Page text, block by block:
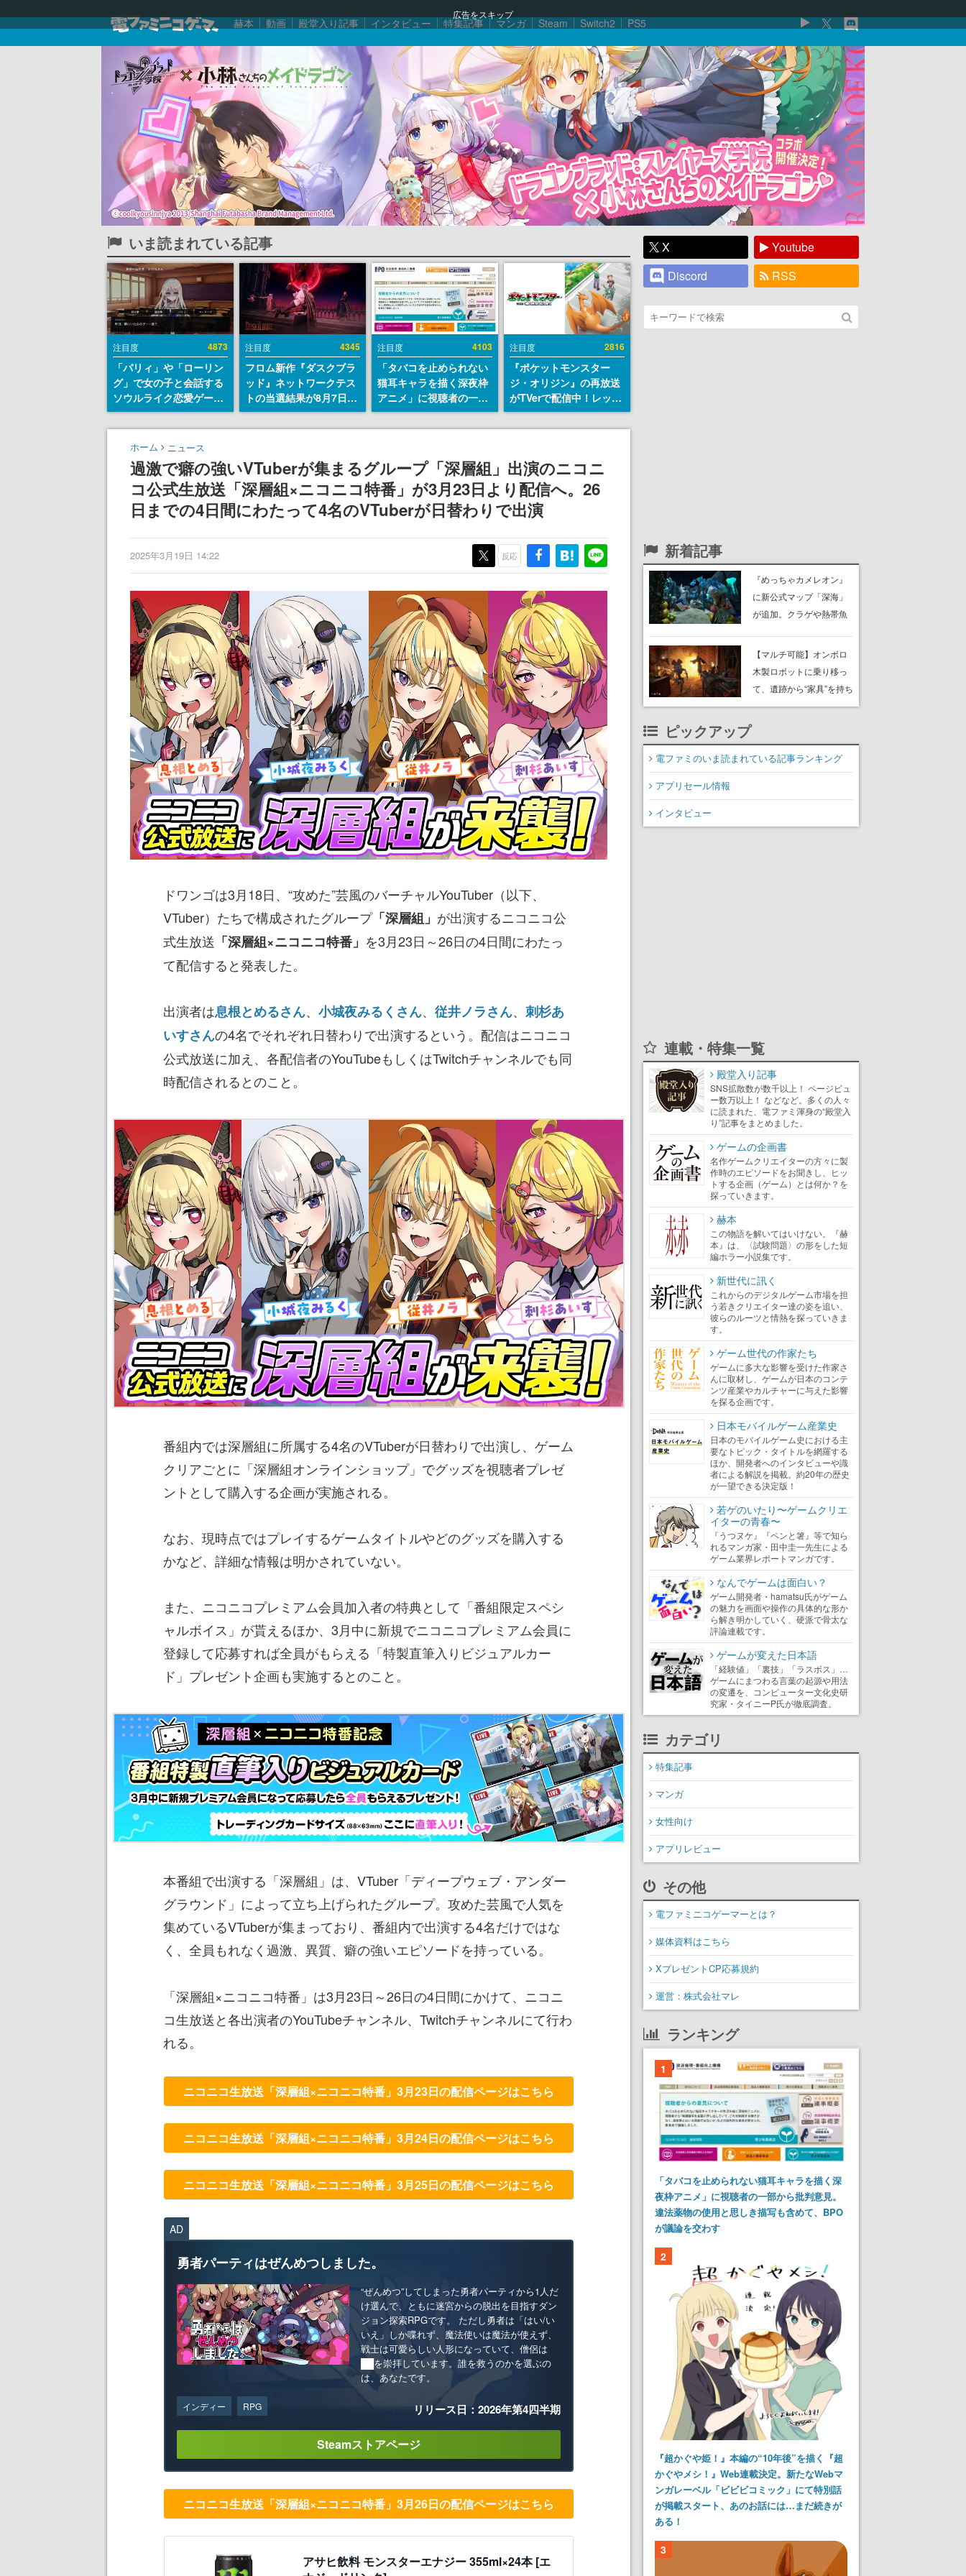
広告をスキップ
赫本 動画 殿堂入り記事 インタビュー 特集記事 マンガ Steam Switch2 PS5
いま読まれている記事
注目度 4873
「パリィ」や「ローリン
グ」で女の子と会話する
ソウルライク恋愛ゲーム
『小早川さんはソウルラ
イク』無料公開。返事に
失敗すると「YOU
DIED」
注目度 4345
フロム新作『ダスクブラ
ッド』ネットワークテス
トの当選結果が8月7日22
時に発表。応募サイトの
マイページから確認可
注目度 4103
「タバコを止められない
猫耳キャラを描く深夜枠
アニメ」に視聴者の一部
から批判意見。違法薬物
の使用と思しき描写も含
す
注目度 2816
『ポケットモンスター
ジ・オリジン』の再放送
がTVerで配信中！レッド
（CV：竹内順子）が主人
公のオリジナルアニメ
ホーム ニュース
過激で癖の強いVTuberが集まるグループ「深層組」出演のニコニ
コ公式生放送「深層組×ニコニコ特番」が3月23日より配信へ。26
日までの4日間にわたって4名のVTuberが日替わりで出演
2025年3月19日 14:22 反応
ドワンゴは3月18日、“攻めた”芸風のバーチャルYouTuber（以下、
VTuber）たちで構成されたグループ「深層組」 が出演するニコニコ公
式生放送 「深層組×ニコニコ特番」 を3月23日～26日の4日間にわたっ
て配信すると発表した。
出演者は息根とめるさん、 小城夜みるくさん、 従井ノラさん、 刺杉あ
いすさんの4名でそれぞれ日替わりで出演するという。配信はニコニコ
公式放送に加え、各配信者のYouTubeもしくはTwitchチャンネルでも同
時配信されるとのこと。
番組内では深層組に所属する4名のVTuberが日替わりで出演し、ゲーム
クリアごとに「深層組オンラインショップ」でグッズを視聴者プレゼ
ントとして購入する企画が実施される。
なお、現時点ではプレイするゲームタイトルやどのグッズを購入する
かなど、詳細な情報は明かされていない。
また、ニコニコプレミアム会員加入者の特典として「番組限定スペシ
ャルボイス」が貰えるほか、3月中に新規でニコニコプレミアム会員に
登録して応募すれば全員がもらえる「特製直筆入りビジュアルカー
ド」プレゼント企画も実施するとのこと。
本番組で出演する「深層組」は、VTuber「ディープウェブ・アンダー
グラウンド」によって立ち上げられたグループ。攻めた芸風で人気を
集めているVTuberが集まっており、番組内で出演する4名だけではな
く、全員もれなく過激、異質、癖の強いエピソードを持っている。
「深層組×ニコニコ特番」は3月23日～26日の4日間にかけて、ニコニ
コ生放送と各出演者のYouTubeチャンネル、Twitchチャンネルにて行わ
れる。
ニコニコ生放送「深層組×ニコニコ特番」3月23日の配信ページはこちら
ニコニコ生放送「深層組×ニコニコ特番」3月24日の配信ページはこちら
ニコニコ生放送「深層組×ニコニコ特番」3月25日の配信ページはこちら
AD
勇者パーティはぜんめつしました。
“ぜんめつ”してしまった勇者パーティから1人だ
け選んで、ともに迷宮からの脱出を目指すダン
ジョン探索RPGです。 ただし勇者は「はい/い
いえ」しか喋れず、魔法使いは魔法が使えず、
戦士は可愛らしい人形になっていて、僧侶は
██を崇拝しています。誰を救うのかを選ぶの
は、あなたです。
インディー RPG リリース日：2026年第4四半期
Steamストアページ
ニコニコ生放送「深層組×ニコニコ特番」3月26日の配信ページはこちら
アサヒ飲料 モンスターエナジー 355ml×24本 [エ
X
Youtube
Discord
RSS
新着記事
『めっちゃカメレオン』
に新公式マップ「深海」
が追加。クラゲや熱帯魚
や大きな貝も
【マルチ可能】オンボロ
木製ロボットに乗り移っ
て、遺跡から“家具”を持ち
帰るホラーアクションゲ
売。迫る“腐敗”から逃げ延
び、持ち帰った家具で基
ピックアップ
電ファミのいま読まれている記事ランキング
アプリセール情報
インタビュー
連載・特集一覧
殿堂入り記事
SNS拡散数が数千以上！ ページビュ
ー数万以上！ などなど。多くの人々
に読まれた、電ファミ渾身の“殿堂入
り”記事をまとめました。
ゲームの企画書
名作ゲームクリエイターの方々に製
作時のエピソードをお聞きし、ヒッ
トする企画（ゲーム）とは何か？を
探っていきます。
赫本
この物語を解いてはいけない。『赫
本』は、〈試験問題〉の形をした短
編ホラー小説集です。
新世代に訊く
これからのデジタルゲーム市場を担
う若きクリエイター達の姿を追い、
彼らのルーツと情熱を探っていきま
す。
ゲーム世代の作家たち
ゲームに多大な影響を受けた作家さ
んに取材し、ゲームが日本のコンテ
ンツ産業やカルチャーに与えた影響
を探る企画です。
日本モバイルゲーム産業史
日本のモバイルゲーム史における主
要なトピック・タイトルを網羅する
ほか、開発者へのインタビューや識
者による解説を掲載。約20年の歴史
が一望できる決定版！
若ゲのいたり〜ゲームクリエ
イターの青春〜
『うつヌケ』『ペンと箸』等で知ら
れるマンガ家・田中圭一先生による
ゲーム業界レポートマンガです。
なんでゲームは面白い？
ゲーム開発者・hamatsu氏がゲーム
の魅力を画面や操作の具体的な形か
ら解き明かしていく、硬派で骨太な
評論連載です。
ゲームが変えた日本語
「経験値」「裏技」「ラスボス」…
ゲームにまつわる言葉の起源や用法
の変遷を、コンピューター文化史研
究家・タイニーP氏が徹底調査。
カテゴリ
特集記事
マンガ
女性向け
アプリレビュー
その他
電ファミニコゲーマーとは？
媒体資料はこちら
XプレゼントCP応募規約
運営：株式会社マレ
ランキング
1
「タバコを止められない猫耳キャラを描く深
夜枠アニメ」に視聴者の一部から批判意見。
違法薬物の使用と思しき描写も含めて、BPO
が議論を交わす
2
『超かぐや姫！』本編の“10年後”を描く『超
かぐやメシ！』Web連載決定。新たなWebマ
ンガレーベル「ビビビコミック」にて特別話
が掲載スタート、あのお話には…まだ続きが
ある！
3